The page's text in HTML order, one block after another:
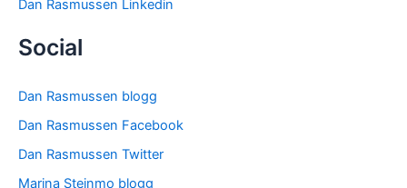
Dan Rasmussen Linkedin
Social
Dan Rasmussen blogg
Dan Rasmussen Facebook
Dan Rasmussen Twitter
Marina Steinmo blogg